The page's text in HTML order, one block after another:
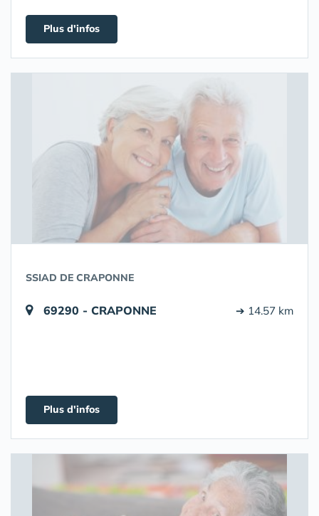
Plus d'infos
SSIAD DE CRAPONNE
69290 - CRAPONNE ➔ 14.57 km
Plus d'infos